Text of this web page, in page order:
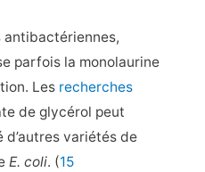
antibactériennes,
parfois la monolaurine
Les recherches
de glycérol peut
d’autres variétés de
E. coli. (15